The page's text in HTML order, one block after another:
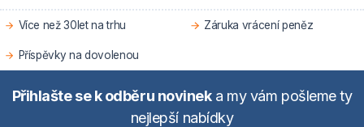
Více než 30let na trhu Záruka vrácení peněz
Příspěvky na dovolenou
Přihlašte se k odběru novineka my vám pošleme ty
nejlepší nabídky